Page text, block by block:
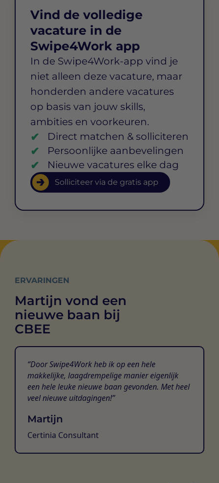
Vind de volledige
vacature in de
Swipe4Work app
In de Swipe4Work-app vind je
niet alleen deze vacature, maar
honderden andere vacatures
op basis van jouw skills,
ambities en voorkeuren.
Direct matchen & solliciteren
Persoonlijke aanbevelingen
Nieuwe vacatures elke dag
Solliciteer via de gratis app
ERVARINGEN
Martijn vond een
nieuwe baan bij
CBEE
Door Swipe4Work heb ik op een hele
makkelijke, laagdrempelige manier eigenlijk
een hele leuke nieuwe baan gevonden. Met heel
veel nieuwe uitdagingen!
Martijn
Certinia Consultant